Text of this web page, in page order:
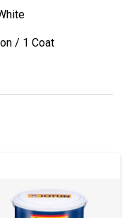
/ 1 Coat